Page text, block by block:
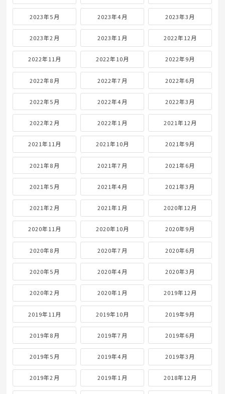
2023年5月 2023年4月 2023年3月
2023年2月 2023年1月 2022年12月
2022年11月 2022年10月 2022年9月
2022年8月 2022年7月 2022年6月
2022年5月 2022年4月 2022年3月
2022年2月 2022年1月 2021年12月
2021年11月 2021年10月 2021年9月
2021年8月 2021年7月 2021年6月
2021年5月 2021年4月 2021年3月
2021年2月 2021年1月 2020年12月
2020年11月 2020年10月 2020年9月
2020年8月 2020年7月 2020年6月
2020年5月 2020年4月 2020年3月
2020年2月 2020年1月 2019年12月
2019年11月 2019年10月 2019年9月
2019年8月 2019年7月 2019年6月
2019年5月 2019年4月 2019年3月
2019年2月 2019年1月 2018年12月